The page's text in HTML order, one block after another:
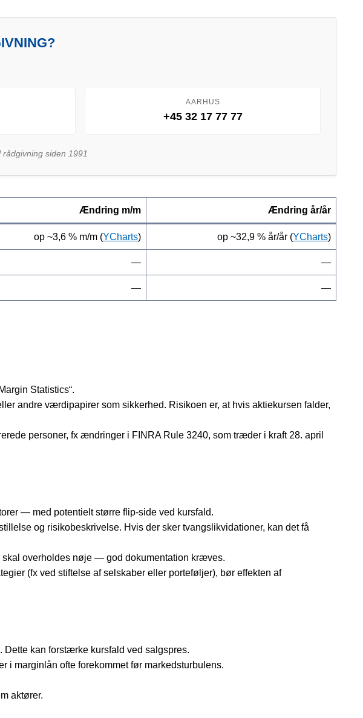
AARHUS
+45 32 17 77 77
siden 1991
Ændring m/m Ændring år/år
op ~3,6 % m/m (YCharts) op ~32,9 % år/år (YCharts)
— —
— —
Statistics“.
andre værdipapirer som sikkerhed. Risikoen er, at hvis aktiekursen falder,
personer, fx ændringer i ­FINRA Rule 3240, som træder i kraft 28. april
— med potentielt større flip-side ved kursfald.
og risikobeskrivelse. Hvis der sker tvangs­likvidationer, kan det få
skal overholdes nøje — god dokumentation kræves.
(fx ved stiftelse af selskaber eller porteføljer), bør effekten af
Dette kan forstærke kursfald ved salgspres.
i margin­lån ofte forekommet før markeds­turbulens.
aktører.